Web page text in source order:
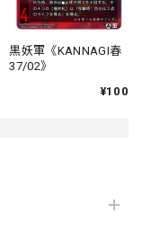
黒妖軍《KANNAGI春
37/02》
¥100